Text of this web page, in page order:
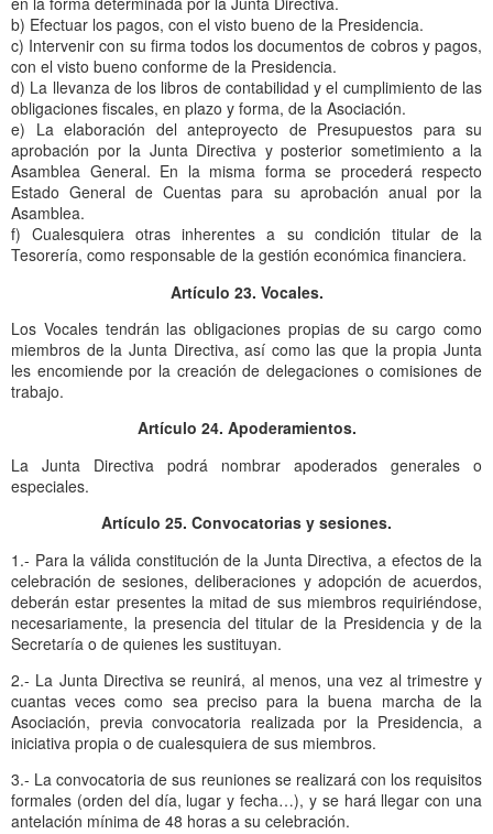
b) Efectuar los pagos, con el visto bueno de la Presidencia.
c) Intervenir con su firma todos los documentos de cobros y pagos,
con el visto bueno conforme de la Presidencia.
d) La llevanza de los libros de contabilidad y el cumplimiento de las
obligaciones fiscales, en plazo y forma, de la Asociación.
e) La elaboración del anteproyecto de Presupuestos para su
aprobación por la Junta Directiva y posterior sometimiento a la
Asamblea General. En la misma forma se procederá respecto
Estado General de Cuentas para su aprobación anual por la
Asamblea.
f) Cualesquiera otras inherentes a su condición titular de la
Tesorería, como responsable de la gestión económica financiera.
Artículo 23. Vocales.
Los Vocales tendrán las obligaciones propias de su cargo como
miembros de la Junta Directiva, así como las que la propia Junta
les encomiende por la creación de delegaciones o comisiones de
trabajo.
Artículo 24. Apoderamientos.
La Junta Directiva podrá nombrar apoderados generales o
especiales.
Artículo 25. Convocatorias y sesiones.
1.- Para la válida constitución de la Junta Directiva, a efectos de la
celebración de sesiones, deliberaciones y adopción de acuerdos,
deberán estar presentes la mitad de sus miembros requiriéndose,
necesariamente, la presencia del titular de la Presidencia y de la
Secretaría o de quienes les sustituyan.
2.- La Junta Directiva se reunirá, al menos, una vez al trimestre y
cuantas veces como sea preciso para la buena marcha de la
Asociación, previa convocatoria realizada por la Presidencia, a
iniciativa propia o de cualesquiera de sus miembros.
3.- La convocatoria de sus reuniones se realizará con los requisitos
formales (orden del día, lugar y fecha…), y se hará llegar con una
antelación mínima de 48 horas a su celebración.